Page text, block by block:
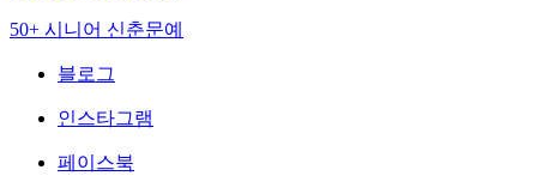
50+ 시니어 신춘문예
블로그
인스타그램
페이스북